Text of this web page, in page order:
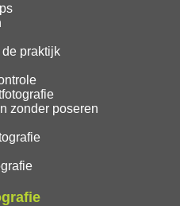
praktijk
zonder poseren